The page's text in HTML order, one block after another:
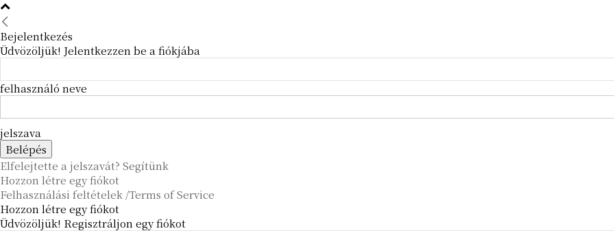
Bejelentkezés
Üdvözöljük! Jelentkezzen be a fiókjába
felhasználó neve
jelszava
Elfelejtette a jelszavát? Segítünk
Hozzon létre egy fiókot
Felhasználási feltételek /Terms of Service
Hozzon létre egy fiókot
Üdvözöljük! Regisztráljon egy fiókot